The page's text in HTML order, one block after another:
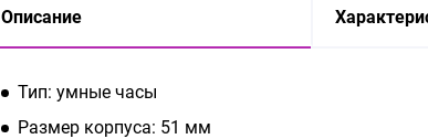
Описание
Тип: умные часы
Размер корпуса: 51 мм